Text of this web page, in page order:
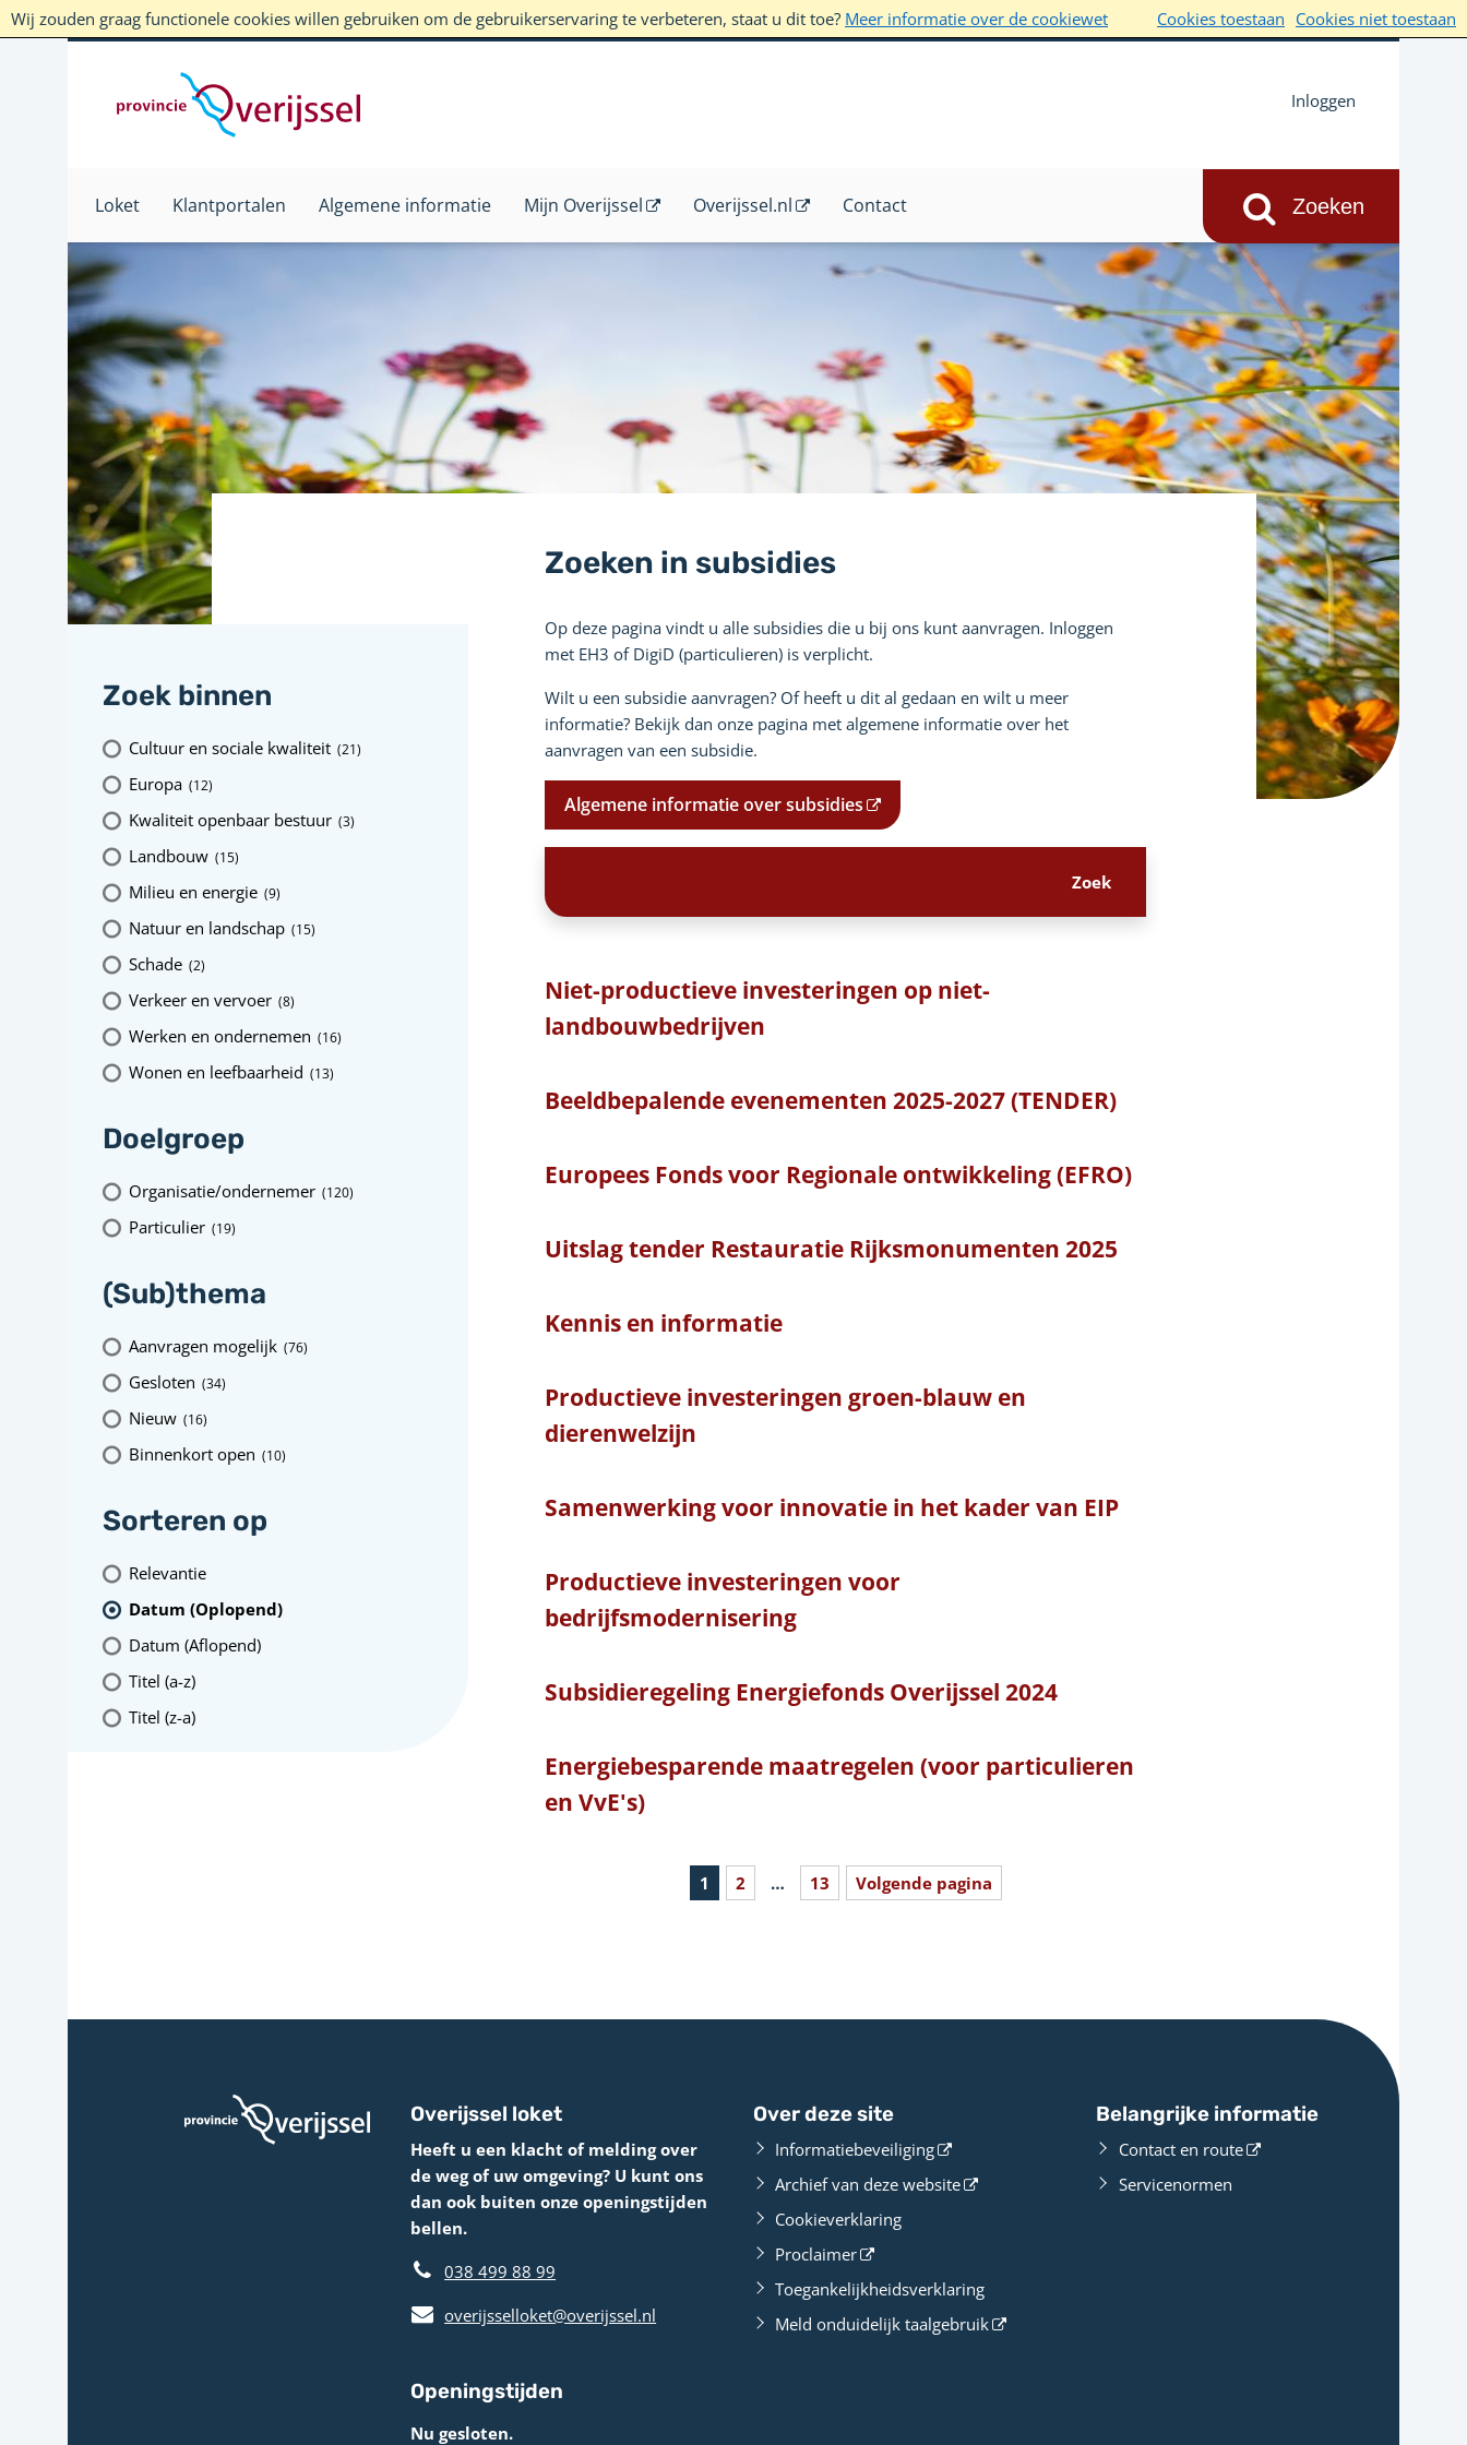
Wij zouden graag functionele cookies willen gebruiken om de gebruikerservaring te verbeteren, staat u dit toe? Meer informatie over de cookiewet Cookies toestaan Cookies niet toestaan
Inloggen
Loket Klantportalen Algemene informatie Mijn Overijssel Overijssel.nl Contact
Zoeken in subsidies
Op deze pagina vindt u alle subsidies die u bij ons kunt aanvragen. Inloggen
met EH3 of DigiD (particulieren) is verplicht.
Wilt u een subsidie aanvragen? Of heeft u dit al gedaan en wilt u meer
informatie? Bekijk dan onze pagina met algemene informatie over het
aanvragen van een subsidie.
Algemene informatie over subsidies
Niet-productieve investeringen op niet-
landbouwbedrijven
Beeldbepalende evenementen 2025-2027 (TENDER)
Europees Fonds voor Regionale ontwikkeling (EFRO)
Uitslag tender Restauratie Rijksmonumenten 2025
Kennis en informatie
Productieve investeringen groen-blauw en
dierenwelzijn
Samenwerking voor innovatie in het kader van EIP
Productieve investeringen voor
bedrijfsmodernisering
Subsidieregeling Energiefonds Overijssel 2024
Energiebesparende maatregelen (voor particulieren
en VvE's)
1 2 … 13 Volgende pagina
Zoek binnen
Cultuur en sociale kwaliteit (21)
Europa (12)
Kwaliteit openbaar bestuur (3)
Landbouw (15)
Milieu en energie (9)
Natuur en landschap (15)
Schade (2)
Verkeer en vervoer (8)
Werken en ondernemen (16)
Wonen en leefbaarheid (13)
Doelgroep
Organisatie/ondernemer (120)
Particulier (19)
(Sub)thema
Aanvragen mogelijk (76)
Gesloten (34)
Nieuw (16)
Binnenkort open (10)
Sorteren op
Relevantie
Datum (Oplopend)
Datum (Aflopend)
Titel (a-z)
Titel (z-a)
Overijssel loket
Heeft u een klacht of melding over
de weg of uw omgeving? U kunt ons
dan ook buiten onze openingstijden
bellen.
038 499 88 99
overijsselloket@overijssel.nl
Openingstijden
Nu gesloten.
Over deze site
Informatiebeveiliging
Archief van deze website
Cookieverklaring
Proclaimer
Toegankelijkheidsverklaring
Meld onduidelijk taalgebruik
Belangrijke informatie
Contact en route
Servicenormen